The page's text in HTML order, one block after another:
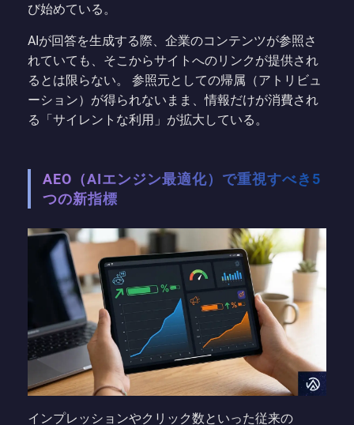
び始めている。
AIが回答を生成する際、企業のコンテンツが参照さ
れていても、そこからサイトへのリンクが提供され
るとは限らない。 参照元としての帰属（アトリビュ
ーション）が得られないまま、情報だけが消費され
る「サイレントな利用」が拡大している。
AEO（AIエンジン最適化）で重視すべき5
つの新指標
インプレッションやクリック数といった従来の